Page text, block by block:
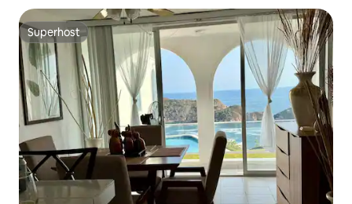
Superhost
Superhost